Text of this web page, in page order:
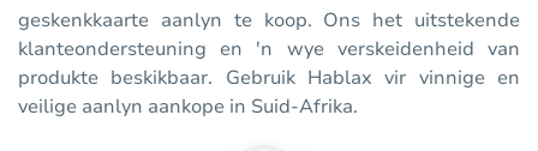
geskenkkaarte aanlyn te koop. Ons het uitstekende
klanteondersteuning en 'n wye verskeidenheid van
produkte beskikbaar. Gebruik Hablax vir vinnige en
veilige aanlyn aankope in Suid-Afrika.